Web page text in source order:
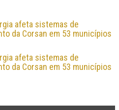
afeta sistemas de
da Corsan em 53 municípios
afeta sistemas de
da Corsan em 53 municípios